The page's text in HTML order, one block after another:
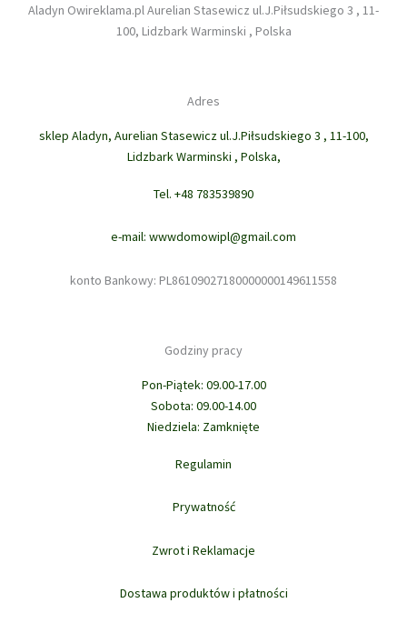
Aladyn Owireklama.pl Aurelian Stasewicz ul.J.Piłsudskiego 3 , 11-
100, Lidzbark Warminski , Polska
Adres
sklep Aladyn, Aurelian Stasewicz ul.J.Piłsudskiego 3 , 11-100,
Lidzbark Warminski , Polska,
Tel. +48 783539890
e-mail: wwwdomowipl@gmail.com
konto Bankowy: PL86109027180000000149611558
Godziny pracy
Pon-Piątek: 09.00-17.00
Sobota: 09.00-14.00
Niedziela: Zamknięte
Regulamin
Prywatność
Zwrot i Reklamacje
Dostawa produktów i płatności